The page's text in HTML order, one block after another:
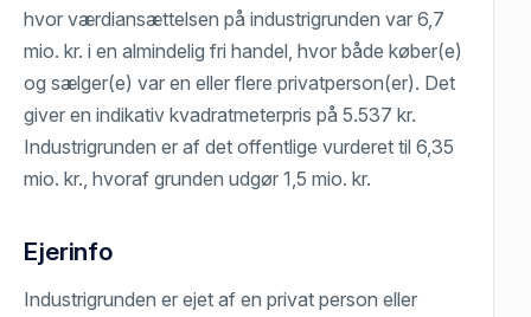
hvor værdiansættelsen på industrigrunden var 6,7
mio. kr. i en almindelig fri handel, hvor både køber(e)
og sælger(e) var en eller flere privatperson(er). Det
giver en indikativ kvadratmeterpris på 5.537 kr.
Industrigrunden er af det offentlige vurderet til 6,35
mio. kr., hvoraf grunden udgør 1,5 mio. kr.
Ejerinfo
Industrigrunden er ejet af en privat person eller